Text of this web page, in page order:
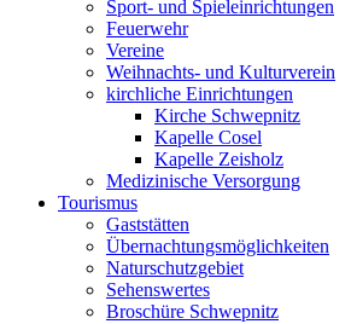
Sport- und Spieleinrichtungen
Feuerwehr
Vereine
Weihnachts- und Kulturverein
kirchliche Einrichtungen
Kirche Schwepnitz
Kapelle Cosel
Kapelle Zeisholz
Medizinische Versorgung
Tourismus
Gaststätten
Übernachtungsmöglichkeiten
Naturschutzgebiet
Sehenswertes
Broschüre Schwepnitz